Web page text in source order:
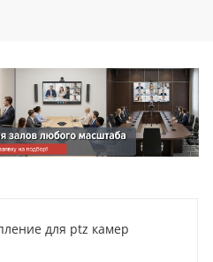
для ptz камер